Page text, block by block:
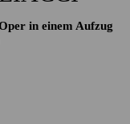
in einem Aufzug